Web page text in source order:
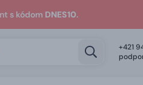
s kódom DNES10.
+421